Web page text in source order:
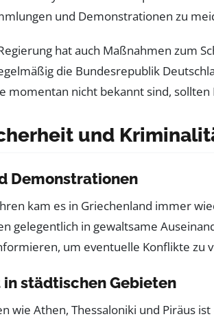
und Demonstrationen zu
hat auch Maßnahmen zum
die Bundesrepublik
momentan nicht bekannt sind,
und
Demonstrationen
kam es in Griechenland immer
gelegentlich in gewaltsame
um eventuelle Konflikte zu
städtischen Gebieten
wie Athen, Thessaloniki und Piräus